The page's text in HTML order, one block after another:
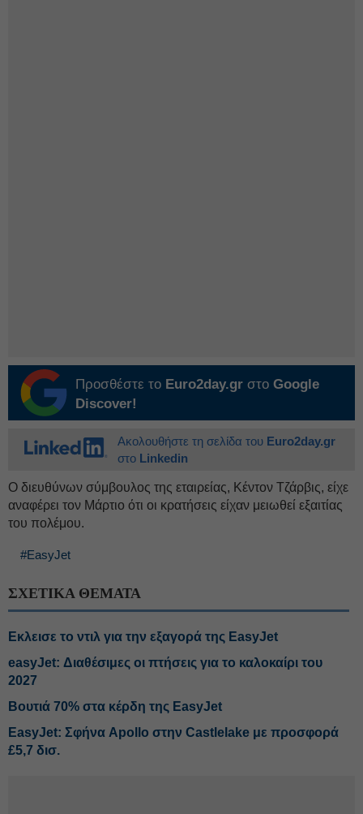
Προσθέστε το Euro2day.gr στο Google
Discover!
Ακολουθήστε τη σελίδα του Euro2day.gr
στο Linkedin
Ο διευθύνων σύμβουλος της εταιρείας, Κέντον Τζάρβις, είχε
αναφέρει τον Μάρτιο ότι οι κρατήσεις είχαν μειωθεί εξαιτίας
του πολέμου.
#EasyJet
ΣΧΕΤΙΚΑ ΘΕΜΑΤΑ
Εκλεισε το ντιλ για την εξαγορά της EasyJet
easyJet: Διαθέσιμες οι πτήσεις για το καλοκαίρι του
2027
Βουτιά 70% στα κέρδη της EasyJet
EasyJet: Σφήνα Apollo στην Castlelake με προσφορά
£5,7 δισ.